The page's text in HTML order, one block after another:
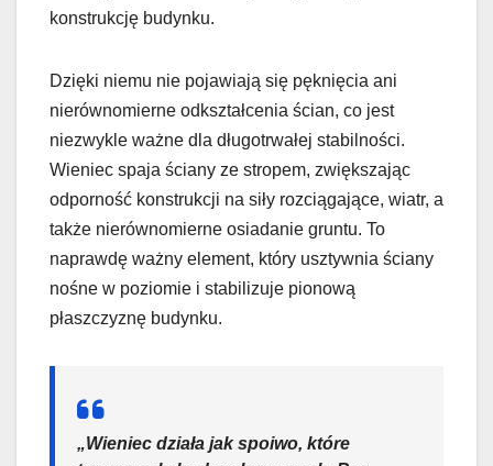
konstrukcję budynku.
Dzięki niemu nie pojawiają się pęknięcia ani
nierównomierne odkształcenia ścian, co jest
niezwykle ważne dla długotrwałej stabilności.
Wieniec spaja ściany ze stropem, zwiększając
odporność konstrukcji na siły rozciągające, wiatr, a
także nierównomierne osiadanie gruntu. To
naprawdę ważny element, który usztywnia ściany
nośne w poziomie i stabilizuje pionową
płaszczyznę budynku.
„Wieniec działa jak spoiwo, które